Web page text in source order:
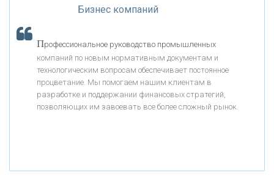
«МОСКОВСКИЙ КРЕДИТНЫЙ БАНК»
«БАНК ВОЗРОЖДЕНИЕ»
«ТАТФОНДБАНК»
Бизнес компаний
Профессиональное руководство промышленных
компаний по новым нормативным документам и
технологическим вопросам обеспечивает постоянное
процветание. Мы помогаем нашим клиентам в
разработке и поддержании финансовых стратегий,
позволяющих им завоевать все более сложный рынок.